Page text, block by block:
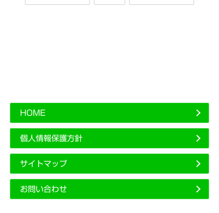
HOME
個人情報保護方針
サイトマップ
お問い合わせ